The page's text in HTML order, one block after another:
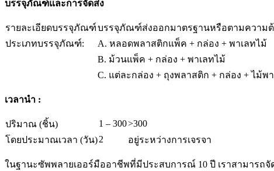
บรรจุภัณฑ์และการจัดส่ง
รายละเอียดบรรจุภัณฑ์บรรจุภัณฑ์ส่งออกมาตรฐานหรือตามความ
ประเภทบรรจุภัณฑ์:
A. หลอดพลาสติกแพ็ค + กล่อง + พาเลทไม้
B. ม้วนแพ็ค + กล่อง + พาเลทไม้
C. แต่ละกล่อง + ถุงพลาสติก + กล่อง + ไม้พ
เวลานำ :
ปริมาณ (ชิ้น) 1 – 300>300
โดยประมาณเวลา (วัน)2 อยู่ระหว่างการเจรจา
ในฐานะซัพพลายเออร์มืออาชีพที่มีประสบการณ์ 10 ปี เราสามาร